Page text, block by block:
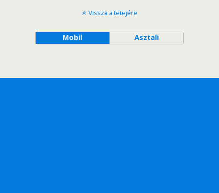
Vissza a tetejére
Mobil Asztali